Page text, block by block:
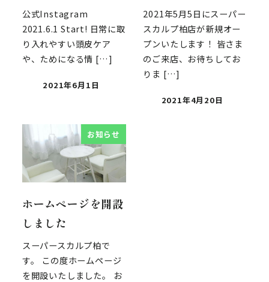
公式Instagram
2021.6.1 Start! 日常に取
り入れやすい頭皮ケア
や、ためになる情 […]
2021年6月1日
2021年5月5日にスーパー
スカルプ柏店が新規オー
プンいたします！ 皆さま
のご来店、お待ちしてお
りま […]
2021年4月20日
お知らせ
ホームページを開設
しました
スーパースカルプ柏で
す。 この度ホームページ
を開設いたしました。 お